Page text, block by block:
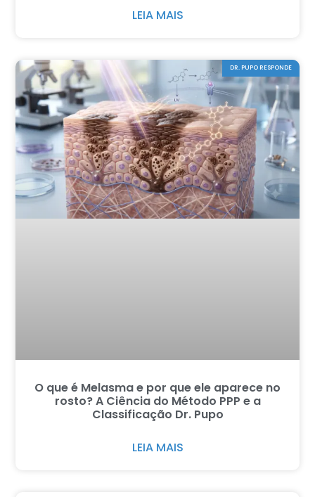
LEIA MAIS
DR. PUPO RESPONDE
O que é Melasma e por que ele aparece no
rosto? A Ciência do Método PPP e a
Classificação Dr. Pupo
LEIA MAIS